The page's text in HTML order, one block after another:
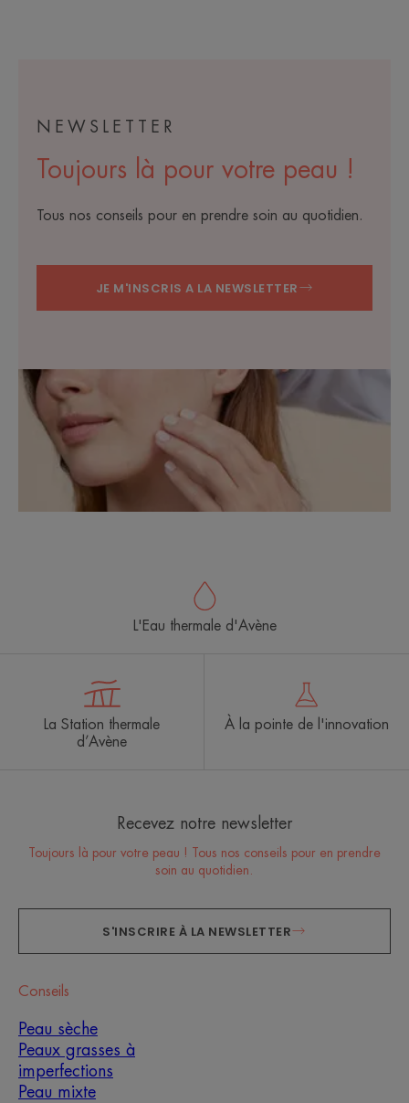
NEWSLETTER
Toujours là pour votre peau !
Tous nos conseils pour en prendre soin au quotidien.
JE M'INSCRIS A LA NEWSLETTER
L'Eau thermale d'Avène
La Station thermale
d’Avène
À la pointe de l'innovation
Recevez notre newsletter
Toujours là pour votre peau ! Tous nos conseils pour en prendre
soin au quotidien.
S'INSCRIRE À LA NEWSLETTER
Conseils
Peau sèche
Peaux grasses à
imperfections
Peau mixte